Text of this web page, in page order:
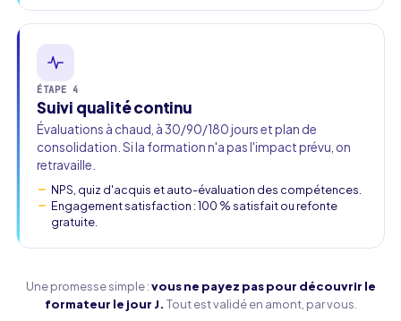
ÉTAPE 4
Suivi qualité continu
Évaluations à chaud, à 30/90/180 jours et plan de
consolidation. Si la formation n'a pas l'impact prévu, on
retravaille.
NPS, quiz d'acquis et auto-évaluation des compétences.
Engagement satisfaction : 100 % satisfait ou refonte
gratuite.
Une promesse simple :vous ne payez pas pour découvrir le
formateur le jour J. Tout est validé en amont, par vous.